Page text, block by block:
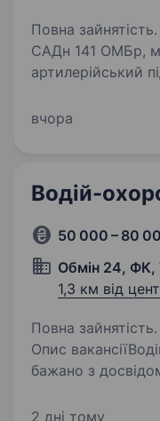
Повна зайнятість. Вища
САДн 141 ОМБр,
артилерійський
найсучаснішими
вчора
Водій-
50 000 – 80
Обмін 24, ФК,
1,3 км від
Повна
Опис
бажано з
шкідливих звичок! Відсутність судимостей Вік
2 дні тому